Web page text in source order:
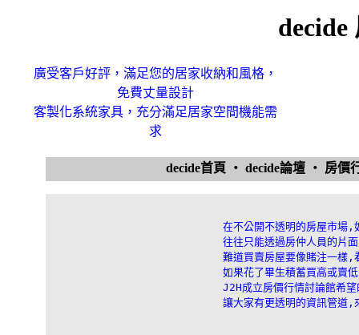
decide
廣受客戶好評，滿足您的居家收納和風格，
免費丈量設計
客製化系統家具，充分滿足居家空間機能需
求
decide首頁 ‧ decide論壇 ‧ 房價
在不公開不透明的房屋市場,
往往只能透過房仲人員的片
難道買賣房屋要像賭注一樣,
如果花了畢生積蓄買高或賣
J2H成立房價行情討論館希
讓大家有更透明的資訊管道,